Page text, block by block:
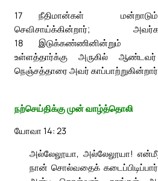
17
நீதிமான்கள்
செவிசாய்க்கின்றார்;
இடுக்கண்ணினின்றும்
18
உள்ளத்தார்க்கு அருகில்
நெஞ்சத்தாரை அவர்
நற்செய்திக்கு முன் வாழ்த்தொலி
யோவா 14: 23
அல்லேலூயா, அல்லேலூயா!
நான் சொல்வதைக்